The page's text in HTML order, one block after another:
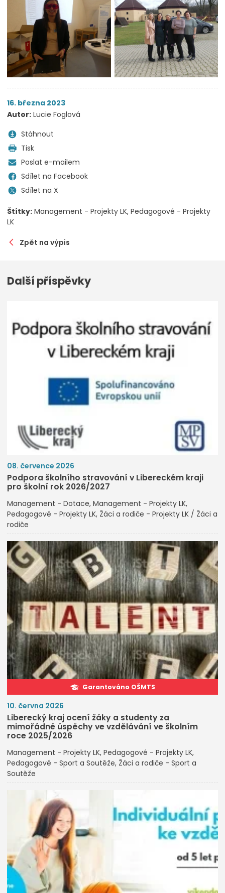
16. března 2023
Autor: Lucie Foglová
Stáhnout
Tisk
Poslat e-mailem
Sdílet na Facebook
Sdílet na X
Štítky: Management - Projekty LK Pedagogové - Projekty
LK
Zpět na výpis
Další příspěvky
08. července 2026
Podpora školního stravování v Libereckém kraji
pro školní rok 2026/2027
Management - Dotace Management - Projekty LK
Pedagogové - Projekty LK Žáci a rodiče - Projekty LK / Žáci a
rodiče
Garantováno OŠMTS
10. června 2026
Liberecký kraj ocení žáky a studenty za
mimořádné úspěchy ve vzdělávání ve školním
roce 2025/2026
Management - Projekty LK Pedagogové - Projekty LK
Pedagogové - Sport a Soutěže Žáci a rodiče - Sport a
Soutěže